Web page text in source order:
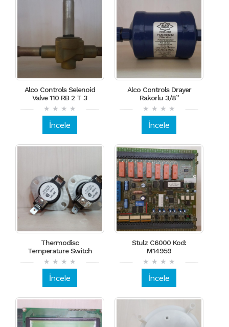
Alco Controls Selenoid
Valve 110 RB 2 T 3
İncele
Alco Controls Drayer
Rakorlu 3/8”
İncele
Thermodisc
Temperature Switch
İncele
Stulz C6000 Kod:
M14959
İncele